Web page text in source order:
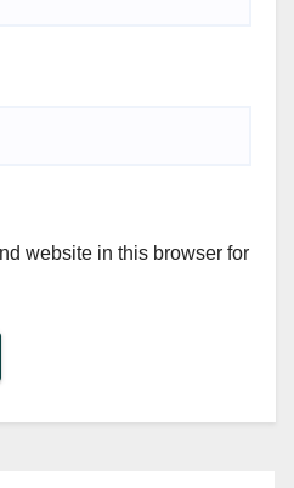
website in this browser for